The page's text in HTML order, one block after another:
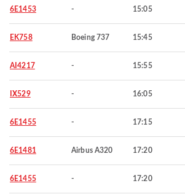
6E1453 - 15:05
EK758 Boeing 737 15:45
AI4217 - 15:55
IX529 - 16:05
6E1455 - 17:15
6E1481 Airbus A320 17:20
6E1455 - 17:20